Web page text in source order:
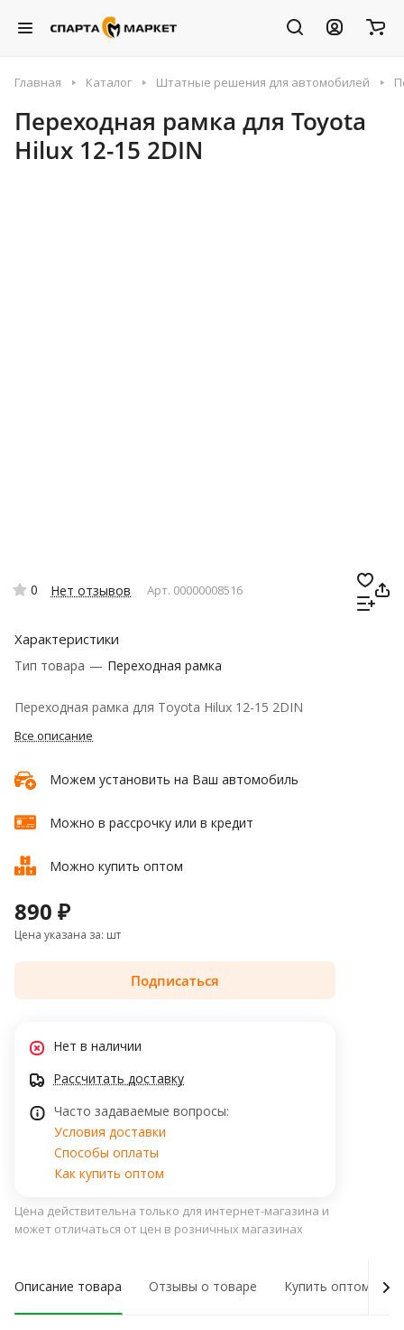
Главная Каталог Штатные решения для автомобилей
Переходная рамка для Toyota
Hilux 12-15 2DIN
0 Нет отзывов Арт. 00000008516
Характеристики
Тип товара — Переходная рамка
Переходная рамка для Toyota Hilux 12-15 2DIN
Все описание
Можем установить на Ваш автомобиль
Можно в рассрочку или в кредит
Можно купить оптом
890 ₽
Цена указана за: шт
Подписаться
Нет в наличии
Рассчитать доставку
Часто задаваемые вопросы:
Условия доставки
Способы оплаты
Как купить оптом
Цена действительна только для интернет-магазина и
может отличаться от цен в розничных магазинах
Описание товара Отзывы о товаре Купить оптом